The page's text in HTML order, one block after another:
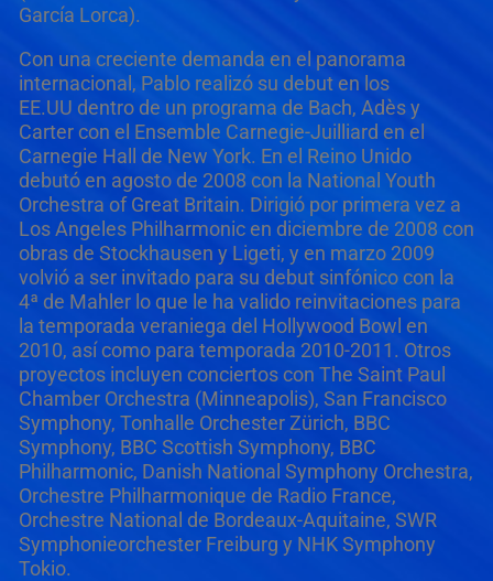
García Lorca).
Con una creciente demanda en el panorama
internacional, Pablo realizó su debut en los
EE.UU dentro de un programa de Bach, Adès y
Carter con el Ensemble Carnegie-Juilliard en el
Carnegie Hall de New York. En el Reino Unido
debutó en agosto de 2008 con la National Youth
Orchestra of Great Britain. Dirigió por primera vez a
Los Angeles Philharmonic en diciembre de 2008 con
obras de Stockhausen y Ligeti, y en marzo 2009
volvió a ser invitado para su debut sinfónico con la
4ª de Mahler lo que le ha valido reinvitaciones para
la temporada veraniega del Hollywood Bowl en
2010, así como para temporada 2010-2011. Otros
proyectos incluyen conciertos con The Saint Paul
Chamber Orchestra (Minneapolis), San Francisco
Symphony, Tonhalle Orchester Zürich, BBC
Symphony, BBC Scottish Symphony, BBC
Philharmonic, Danish National Symphony Orchestra,
Orchestre Philharmonique de Radio France,
Orchestre National de Bordeaux-Aquitaine, SWR
Symphonieorchester Freiburg y NHK Symphony
Tokio.